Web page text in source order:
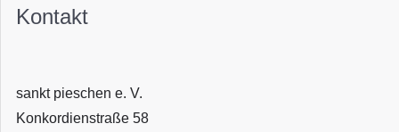
Kontakt
sankt pieschen e. V.
Konkordienstraße 58